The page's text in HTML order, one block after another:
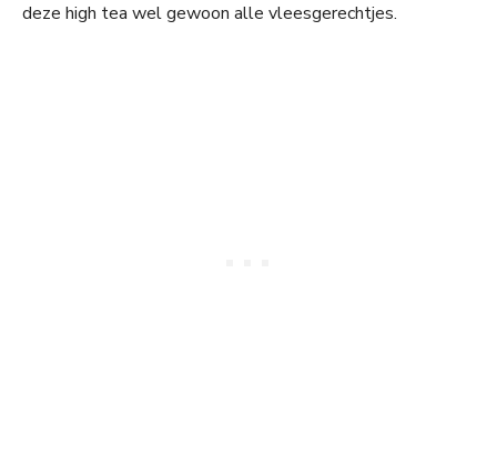
deze high tea wel gewoon alle vleesgerechtjes.